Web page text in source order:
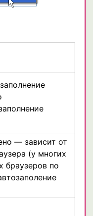
— зависит от
(у многих
браузеров по